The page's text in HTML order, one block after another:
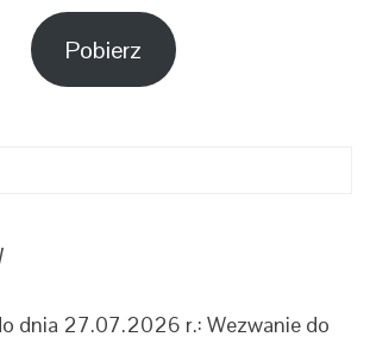
Pobierz
dnia 27.07.2026 r.: Wezwanie do